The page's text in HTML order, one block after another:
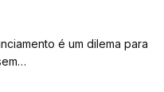
é um dilema para